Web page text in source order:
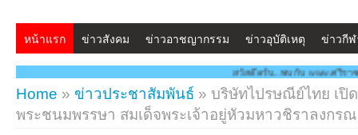
หน้าแรก ข่าวสังคม ข่าวอาชญากรรม ข่าวอุบัติเหตุ ข่าวกี
สวัสดีครับ...พบกับ www.ศรีราชาโพสต์.com โฉมให
Home » ข่าวประชาสัมพันธ์ » บริษัทไปรษณีย์ไทย เปิ
พระชนมพรรษา สมเด็จพระเจ้าอยู่หัวมหาวชิราลงกร